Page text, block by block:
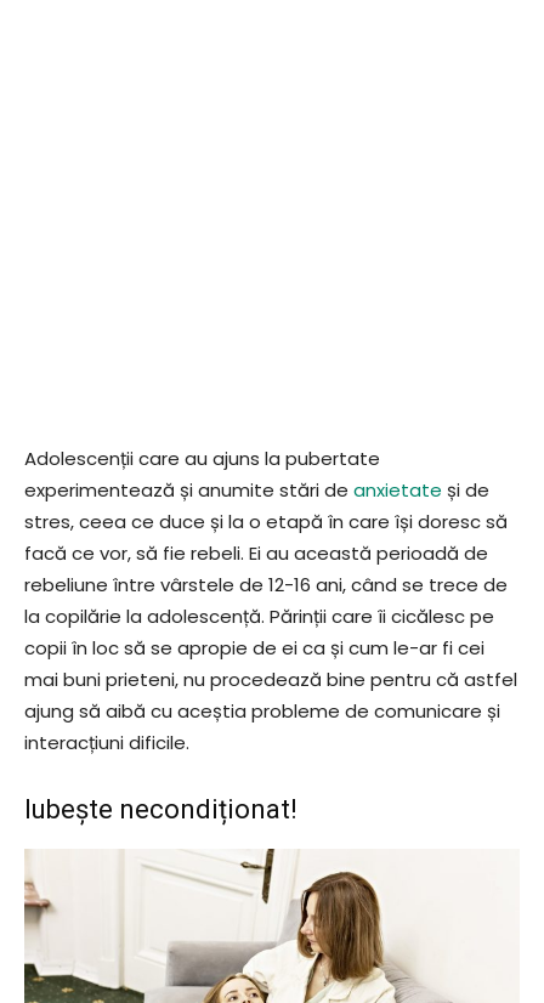
Adolescenții care au ajuns la pubertate
experimentează și anumite stări de anxietate și de
stres, ceea ce duce și la o etapă în care își doresc să
facă ce vor, să fie rebeli. Ei au această perioadă de
rebeliune între vârstele de 12-16 ani, când se trece de
la copilărie la adolescență. Părinții care îi cicălesc pe
copii în loc să se apropie de ei ca și cum le-ar fi cei
mai buni prieteni, nu procedează bine pentru că astfel
ajung să aibă cu aceștia probleme de comunicare și
interacțiuni dificile.
Iubește necondiționat!